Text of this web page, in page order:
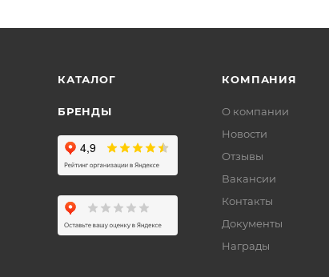
КАТАЛОГ
БРЕНДЫ
КОМПАНИЯ
О компании
Новости
Отзывы
Вакансии
Контакты
Документы
Награды